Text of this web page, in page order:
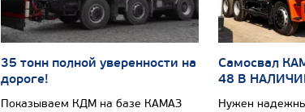
35 тонн полной уверенности на
дороге!
Показываем КДМ на базе КАМАЗ
Самосвал
48 В
Нужен